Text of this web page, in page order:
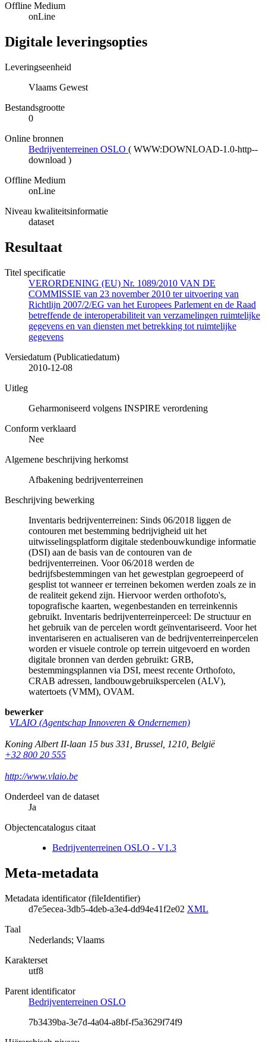
Offline Medium
onLine
Digitale leveringsopties
Leveringseenheid
Vlaams Gewest
Bestandsgrootte
0
Online bronnen
Bedrijventerreinen OSLO ( WWW:DOWNLOAD-1.0-http--
download )
Offline Medium
onLine
Niveau kwaliteitsinformatie
dataset
Resultaat
Titel specificatie
VERORDENING (EU) Nr. 1089/2010 VAN DE
COMMISSIE van 23 november 2010 ter uitvoering van
Richtlijn 2007/2/EG van het Europees Parlement en de Raad
betreffende de interoperabiliteit van verzamelingen ruimtelijke
gegevens en van diensten met betrekking tot ruimtelijke
gegevens
Versiedatum (Publicatiedatum)
2010-12-08
Uitleg
Geharmoniseerd volgens INSPIRE verordening
Conform verklaard
Nee
Algemene beschrijving herkomst
Afbakening bedrijventerreinen
Beschrijving bewerking
Inventaris bedrijventerreinen: Sinds 06/2018 liggen de
contouren met bestemming bedrijvigheid uit het
uitwisselingsplatform digitale stedenbouwkundige informatie
(DSI) aan de basis van de contouren van de
bedrijventerreinen. Voor 06/2018 werden de
bedrijfsbestemmingen van het gewestplan gegroepeerd of
gesplist tot wanneer er terreinen bekomen werden zoals ze in
de realiteit gekend zijn. Hiervoor werden orthofoto's,
topografische kaarten, wegenbestanden en terreinkennis
gebruikt. Inventaris bedrijventerreinperceel: De structuur en
het gebruik van de percelen wordt geïnventariseerd. Voor het
inventariseren en actualiseren van de bedrijventerreinpercelen
worden er visuele controle op terrein uitgevoerd en worden
digitale bronnen van derden gebruikt: GRB,
bestemmingsplannen via DSI, meest recente Orthofoto,
CRAB adressen, landbouwgebruikspercelen (ALV),
watertoets (VMM), OVAM.
bewerker
VLAIO (Agentschap Innoveren & Ondernemen)
Koning Albert II-laan 15 bus 331 Brussel 1210 België
+32 800 20 555
http://www.vlaio.be
Onderdeel van de dataset
Ja
Objectencatalogus citaat
Bedrijventerreinen OSLO - V1.3
Meta-metadata
Metadata identificator (fileIdentifier)
d7e5ecea-3db5-4deb-a3e4-dd94e41f2e02 XML
Taal
Nederlands; Vlaams
Karakterset
utf8
Parent identificator
Bedrijventerreinen OSLO
7b3439ba-3e7d-4a04-a8bf-f5a3629f74f9